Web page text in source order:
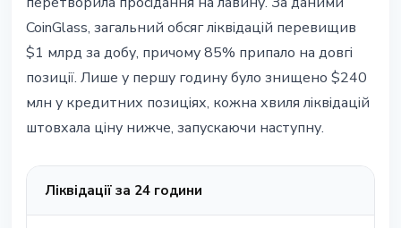
CoinGlass, загальний обсяг ліквідацій перевищив
$1 млрд за добу, причому 85% припало на довгі
позиції. Лише у першу годину було знищено $240
млн у кредитних позиціях, кожна хвиля ліквідацій
штовхала ціну нижче, запускаючи наступну.
Ліквідації за 24 години